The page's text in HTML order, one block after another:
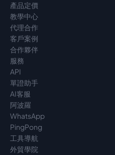
產品定價
教學中心
代理合作
客戶案例
合作夥伴
服務
API
單證助手
AI客服
阿波羅
WhatsApp
PingPong
工具導航
外貿學院